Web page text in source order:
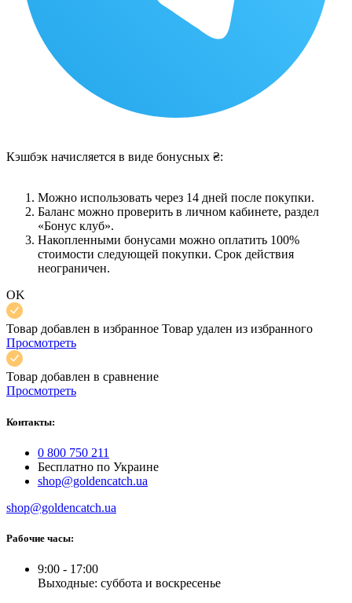
Кэшбэк начисляется в виде бонусных ₴:
Можно использовать через 14 дней после покупки.
Баланс можно проверить в личном кабинете, раздел
«Бонус клуб».
Накопленными бонусами можно оплатить 100%
стоимости следующей покупки. Срок действия
неограничен.
OK
Товар добавлен в избранное Товар удален из избранного
Просмотреть
Товар добавлен в сравнение
Просмотреть
Контакты:
0 800 750 211
Бесплатно по Украине
shop@goldencatch.ua
shop@goldencatch.ua
Рабочие часы:
9:00 - 17:00
Выходные: суббота и воскресенье